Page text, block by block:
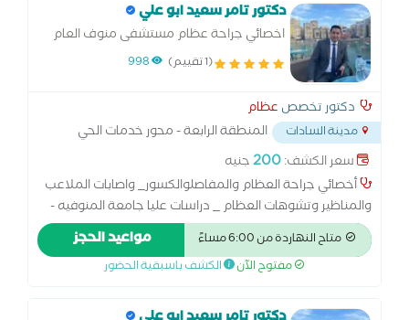
دكتور تامر سعيد ابو علي
اخصائي جراحة عظام مستشفى منوف العام
والسادات
(1 تقييم) 998
دكتور تخصص عظام
مدينة السادات
المنطقة الرابعة - محور خدمات الحي
الثاني- بجوار مستشفي دار الشفا
سعر الكشف:200جنيه
أخصائي جراحة العظام والمفاصلوالكسور_ واصابات الملاعب
والمناظير وتشوهات العظام _ دراسات عليا جامعة المنوفيه -
12 سنة خبره _ متشفي منوف العام والسادات ومركز بدر -
متابعة الكسور والعمليات - تصليح الاوتار وتسليك الاعصاب
متاح النهاردة من 6:00 مساءً مواعيد الحجز
مفتوح الآن الكشف باسبقية الحضور